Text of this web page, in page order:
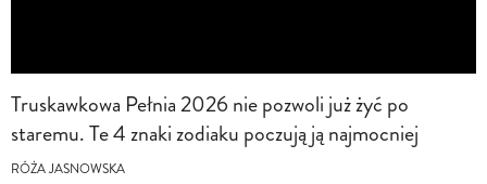
Truskawkowa Pełnia 2026 nie pozwoli już żyć po
staremu. Te 4 znaki zodiaku poczują ją najmocniej
RÓŻA JASNOWSKA